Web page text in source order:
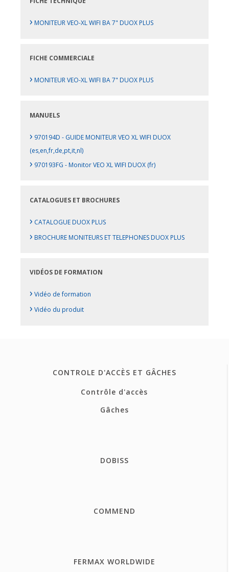
› MONITEUR VEO-XL WIFI BA 7" DUOX PLUS
FICHE COMMERCIALE
› MONITEUR VEO-XL WIFI BA 7" DUOX PLUS
MANUELS
› 970194D - GUIDE MONITEUR VEO XL WIFI DUOX
(es,en,fr,de,pt,it,nl)
› 970193FG - Monitor VEO XL WIFI DUOX (fr)
CATALOGUES ET BROCHURES
› CATALOGUE DUOX PLUS
› BROCHURE MONITEURS ET TELEPHONES DUOX PLUS
VIDÉOS DE FORMATION
› Vidéo de formation
› Vidéo du produit
CONTROLE D'ACCÈS ET GÂCHES
Contrôle d'accès
Gâches
DOBISS
COMMEND
FERMAX WORLDWIDE